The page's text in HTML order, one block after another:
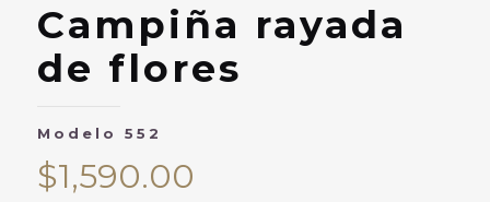
Campiña rayada
de flores
Modelo 552
$1,590.00